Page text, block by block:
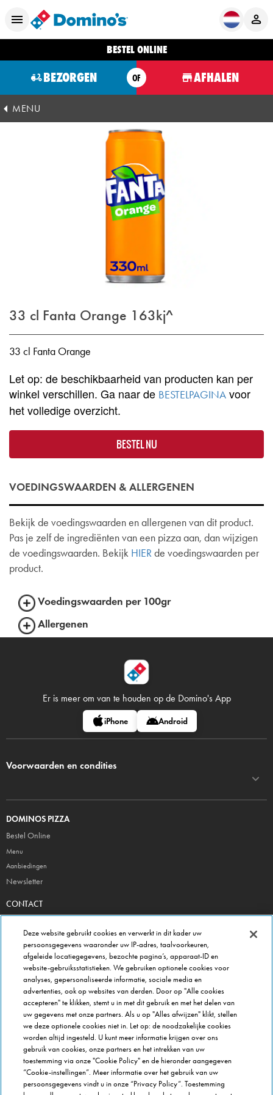
BESTEL ONLINE
BEZORGEN OF AFHALEN
MENU
33 cl Fanta Orange 163kj^
33 cl Fanta Orange
Let op: de beschikbaarheid van producten kan per
winkel verschillen. Ga naar de BESTELPAGINA voor
het volledige overzicht.
BESTEL NU
VOEDINGSWAARDEN & ALLERGENEN
Bekijk de voedingswaarden en allergenen van dit product.
Pas je zelf de ingrediënten van een pizza aan, dan wijzigen
de voedingswaarden. Bekijk HIERde voedingswaarden per
product.
Voedingswaarden per 100gr
Allergenen
Er is meer om van te houden op de Domino's App
iPhone Android
Voorwaarden en condities
DOMINOS PIZZA
Bestel Online
Menu
Aanbiedingen
Newsletter
CONTACT
Hoofdkantoor
Winkel gegevens
Beheer je voorkeuren
FRANCHISE INFO
Domino's Franchise
Selectie Criteria
Veel gestelde vragen
OVER DOMINOS
Werken bij Domino's
Onze keuken
Deze website gebruikt cookies en verwerkt in dit kader uw
persoonsgegevens waaronder uw IP-adres, taalvoorkeuren,
afgeleide locatiegegevens, bezochte pagina’s, apparaat-ID en
website-gebruiksstatistieken. We gebruiken optionele cookies voor
analyses, gepersonaliseerde informatie, sociale media en
advertenties, ook op websites van derden. Door op "Alle cookies
accepteren" te klikken, stemt u in met dit gebruik en met het delen van
uw gegevens met onze partners. Als u op "Alles afwijzen" klikt, stellen
we deze optionele cookies niet in. Let op: de noodzakelijke cookies
worden altijd ingesteld. U kunt meer informatie krijgen over ons
gebruik van cookies, onze partners en het intrekken van uw
toestemming via onze "Cookie Policy" en de hieronder aangegeven
“Cookie-instellingen”. Meer informatie over het gebruik van uw
persoonsgegevens vindt u in onze “Privacy Policy”. Toestemming